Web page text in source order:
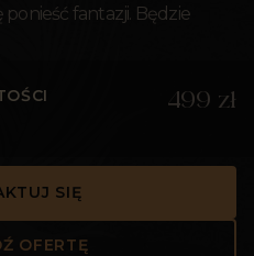
ponieść fantazji. Będzie
499 zł
SIĘ
OFERTĘ